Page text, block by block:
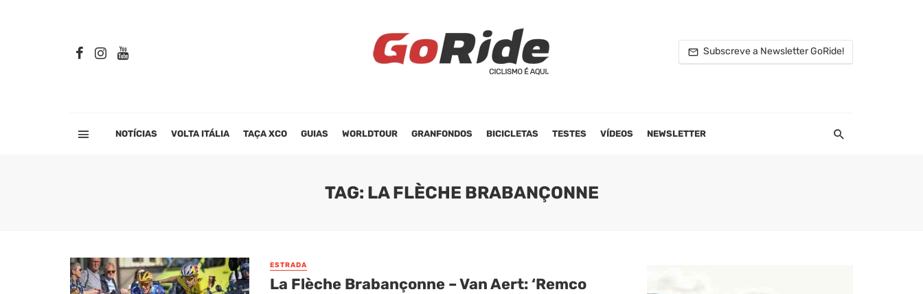
Subscreve a Newsletter GoRide!
NOTÍCIAS VOLTA ITÁLIA TAÇA XCO GUIAS WORLDTOUR GRANFONDOS BICICLETAS TESTES VÍDEOS NEWSLETTER
TAG: LA FLÈCHE BRABANÇONNE
ESTRADA
La Flèche Brabançonne – Van Aert: ‘Remco